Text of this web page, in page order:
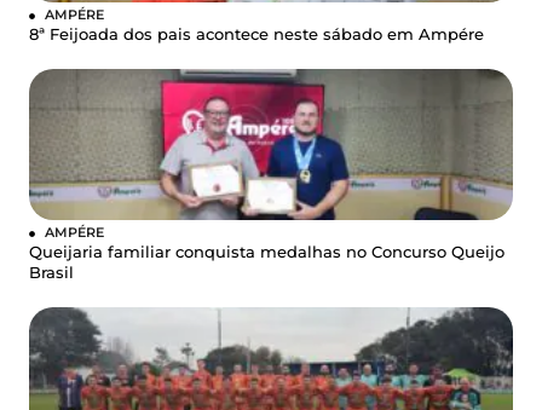
AMPÉRE
8ª Feijoada dos pais acontece neste sábado em Ampére
AMPÉRE
Queijaria familiar conquista medalhas no Concurso Queijo
Brasil